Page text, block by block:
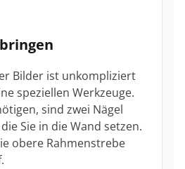
Bilder ist unkompliziert
speziellen Werkzeuge.
sind zwei Nägel
Sie in die Wand setzen.
obere Rahmenstrebe